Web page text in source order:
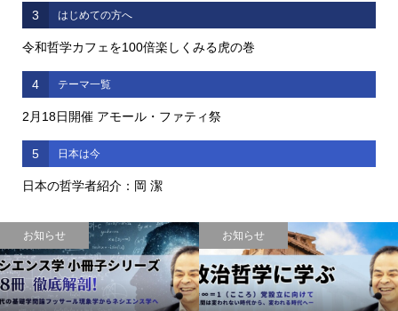
3 はじめての方へ
令和哲学カフェを100倍楽しくみる虎の巻
4 テーマ一覧
2月18日開催 アモール・ファティ祭
5 日本は今
日本の哲学者紹介：岡 潔
お知らせ お知らせ